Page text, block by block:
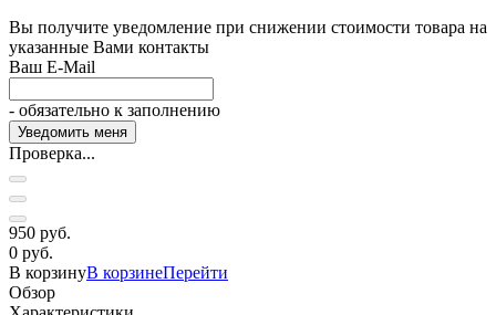
Вы получите уведомление при снижении стоимости товара на
указанные Вами контакты
Ваш E-Mail
- обязательно к заполнению
Проверка...
950 руб.
0 руб.
В корзинуВ корзинеПерейти
Обзор